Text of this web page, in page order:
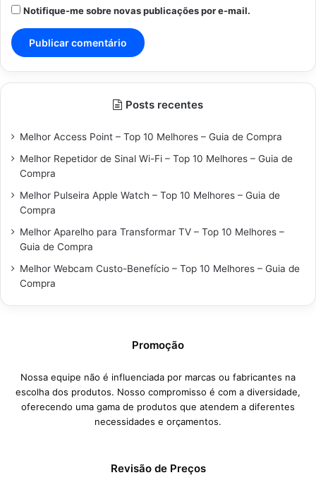
Notifique-me sobre novas publicações por e-mail.
Posts recentes
Melhor Access Point – Top 10 Melhores – Guia de Compra
Melhor Repetidor de Sinal Wi-Fi – Top 10 Melhores – Guia de
Compra
Melhor Pulseira Apple Watch – Top 10 Melhores – Guia de
Compra
Melhor Aparelho para Transformar TV – Top 10 Melhores –
Guia de Compra
Melhor Webcam Custo-Benefício – Top 10 Melhores – Guia de
Compra
Promoção
Nossa equipe não é influenciada por marcas ou fabricantes na
escolha dos produtos. Nosso compromisso é com a diversidade,
oferecendo uma gama de produtos que atendem a diferentes
necessidades e orçamentos.
Revisão de Preços